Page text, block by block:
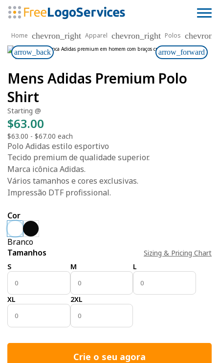
Home chevron_right Apparel chevron_right Polos
arrow_back arrow_forward
Mens Adidas Premium Polo
Shirt
Starting @
$63.00
$63.00 - $67.00 each
Polo Adidas estilo esportivo
Tecido premium de qualidade superior.
Marca icônica Adidas.
Vários tamanhos e cores exclusivas.
Impressão DTF profissional.
Cor
Branco
Tamanhos
Sizing & Pricing Chart
S
M L
XL 2XL
Crie o seu agora